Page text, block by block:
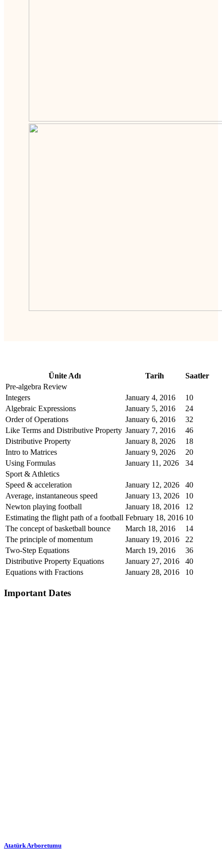
Ünite Adı Tarih
Saatler
Pre-algebra Review
Integers
January 4, 2016
10
Algebraic Expressions
January 5, 2016
24
Order of Operations
January 6, 2016
32
Like Terms and Distributive Property January 7, 2016
46
Distributive Property
January 8, 2026
18
Intro to Matrices
January 9, 2026
20
Using Formulas
January 11, 2026
34
Sport & Athletics
Speed & acceleration
January 12, 2026
40
Average, instantaneous speed
January 13, 2026
10
Newton playing football
January 18, 2016
12
Estimating the flight path of a football February 18, 2016 10
The concept of basketball bounce
March 18, 2016
14
The principle of momentum
January 19, 2016
22
Two-Step Equations
March 19, 2016
36
Distributive Property Equations
January 27, 2016
40
Equations with Fractions
January 28, 2016 10
Important Dates
Atatürk Arboretumu